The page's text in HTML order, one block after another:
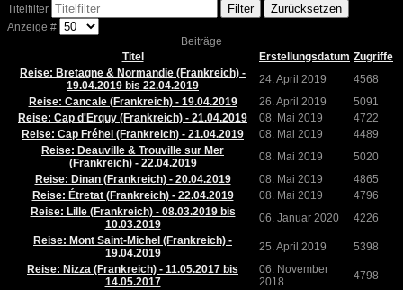
Titelfilter Filter Zurücksetzen
Anzeige #
Beiträge
Titel
Erstellungsdatum Zugriffe
Reise: Bretagne & Normandie (Frankreich) -
19.04.2019 bis 22.04.2019
24. April 2019
4568
Reise: Cancale (Frankreich) - 19.04.2019
26. April 2019
5091
Reise: Cap d'Erquy (Frankreich) - 21.04.2019
08. Mai 2019
4722
Reise: Cap Fréhel (Frankreich) - 21.04.2019
08. Mai 2019
4489
Reise: Deauville & Trouville sur Mer
(Frankreich) - 22.04.2019
08. Mai 2019
5020
Reise: Dinan (Frankreich) - 20.04.2019
08. Mai 2019
4865
Reise: Étretat (Frankreich) - 22.04.2019
08. Mai 2019
4796
Reise: Lille (Frankreich) - 08.03.2019 bis
10.03.2019
06. Januar 2020
4226
Reise: Mont Saint-Michel (Frankreich) -
19.04.2019
25. April 2019
5398
Reise: Nizza (Frankreich) - 11.05.2017 bis
14.05.2017
06. November
2018
4798